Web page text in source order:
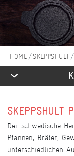
SKEPPSHULT
SKEPPSHULT
Der schwedische
Pfannen, Bräter,
unterschiedlichen